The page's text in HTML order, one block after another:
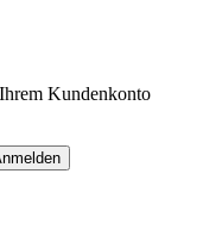
Kundenkonto